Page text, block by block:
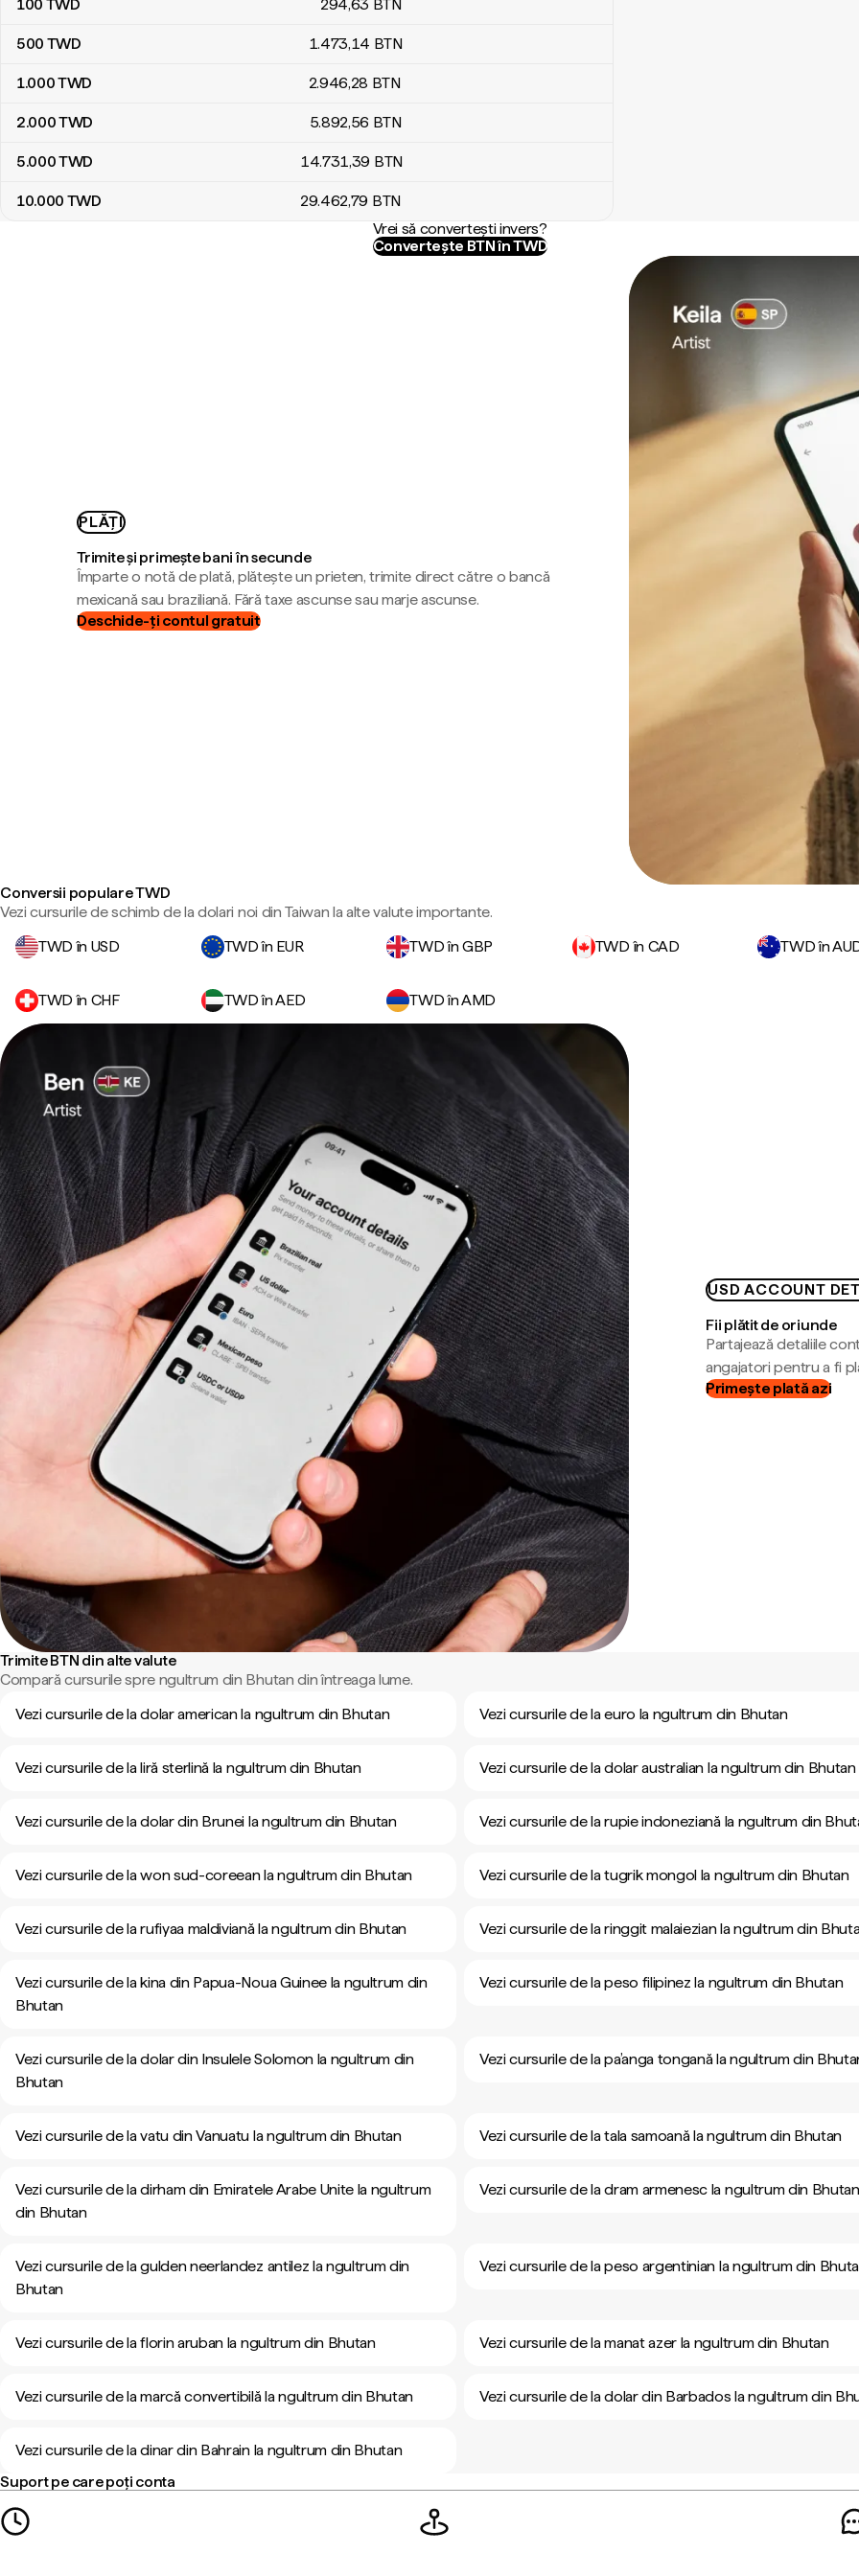
100 TWD 294,63 BTN
500 TWD 1.473,14 BTN
1.000TWD 2.946,28 BTN
2.000TWD 5.892,56 BTN
5.000TWD 14.731,39 BTN
10.000 TWD 29.462,79 BTN
Vrei să convertești invers?
Convertește BTN în TWD
PLĂȚI
Trimite și primește bani în secunde
Împarte o notă de plată, plătește un prieten, trimite direct către o bancă
mexicană sau braziliană. Fără taxe ascunse sau marje ascunse.
Deschide-ți contul gratuit
Conversii populare TWD
Vezi cursurile de schimb de la dolari noi din Taiwan la alte valute importante.
TWD în USD
TWD în EUR TWD în GBP TWD în CAD TWD în
TWD în CHF TWD în AED TWD în AMD
USD ACCOUNT
Fii plătit de oriunde
Partajează detaliile
angajatori pentru a fi
Primește plată azi
Trimite BTN din alte valute
Compară cursurile spre ngultrum din Bhutan din întreaga lume.
Vezi cursurile de la dolar american la ngultrum din Bhutan
Vezi cursurile de la euro la ngultrum din Bhutan
Vezi cursurile de la liră sterlină la ngultrum din Bhutan Vezi cursurile de la dolar australian la ngultrum din Bhutan
Vezi cursurile de la dolar din Brunei la ngultrum din Bhutan Vezi cursurile de la rupie indoneziană la ngultrum din
Vezi cursurile de la won sud-coreean la ngultrum din Bhutan Vezi cursurile de la tugrik mongol la ngultrum din Bhutan
Vezi cursurile de la rufiyaa maldiviană la ngultrum din Bhutan Vezi cursurile de la ringgit malaiezian la ngultrum din
Vezi cursurile de la kina din Papua-Noua Guinee la ngultrum din
Bhutan
Vezi cursurile de la peso filipinez la ngultrum din Bhutan
Vezi cursurile de la dolar din Insulele Solomon la ngultrum din
Bhutan
Vezi cursurile de la pa’anga tongană la ngultrum din
Vezi cursurile de la vatu din Vanuatu la ngultrum din Bhutan Vezi cursurile de la tala samoană la ngultrum din Bhutan
Vezi cursurile de la dirham din Emiratele Arabe Unite la ngultrum
din Bhutan
Vezi cursurile de la dram armenesc la ngultrum din Bhutan
Vezi cursurile de la gulden neerlandez antilez la ngultrum din
Bhutan
Vezi cursurile de la peso argentinian la ngultrum din
Vezi cursurile de la florin aruban la ngultrum din Bhutan Vezi cursurile de la manat azer la ngultrum din Bhutan
Vezi cursurile de la marcă convertibilă la ngultrum din Bhutan Vezi cursurile de la dolar din Barbados la ngultrum din
Vezi cursurile de la dinar din Bahrain la ngultrum din Bhutan
Suport pe care poți conta